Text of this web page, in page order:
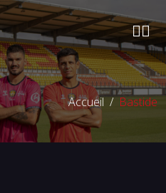
Accueil Bastide